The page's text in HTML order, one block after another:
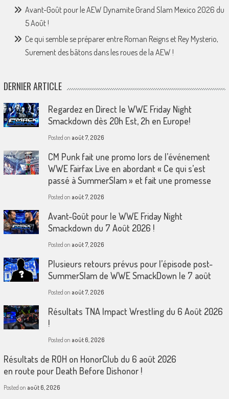
Avant-Goût pour le AEW Dynamite Grand Slam Mexico 2026 du
5 Août !
Ce qui semble se préparer entre Roman Reigns et Rey Mysterio,
Surement des bâtons dans les roues de la AEW !
DERNIER ARTICLE
Regardez en Direct le WWE Friday Night
Smackdown dès 20h Est, 2h en Europe!
Posted on août 7, 2026
CM Punk fait une promo lors de l’événement
WWE Fairfax Live en abordant « Ce qui s’est
passé à SummerSlam » et fait une promesse
Posted on août 7, 2026
Avant-Goût pour le WWE Friday Night
Smackdown du 7 Août 2026 !
Posted on août 7, 2026
Plusieurs retours prévus pour l’épisode post-
SummerSlam de WWE SmackDown le 7 août
Posted on août 7, 2026
Résultats TNA Impact Wrestling du 6 Août 2026
!
Posted on août 6, 2026
Résultats de ROH on HonorClub du 6 août 2026
en route pour Death Before Dishonor !
Posted on août 6, 2026